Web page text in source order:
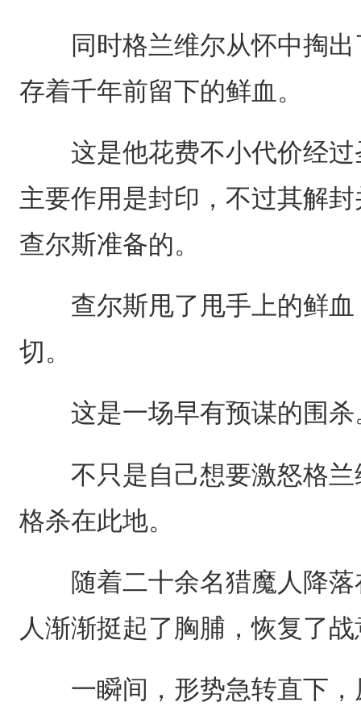
同时格兰维尔从怀中掏出
存着千年前留下的鲜血。
这是他花费不小代价经过
主要作用是封印，不过其解
查尔斯准备的。
查尔斯甩了甩手上的鲜血
切。
这是一场早有预谋的围杀
不只是自己想要激怒格兰
格杀在此地。
随着二十余名猎魔人降落
人渐渐挺起了胸脯，恢复了
一瞬间，形势急转直下，